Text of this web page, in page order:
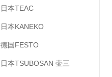
日本TEAC
日本KANEKO
德国FESTO
日本TSUBOSAN 壶三